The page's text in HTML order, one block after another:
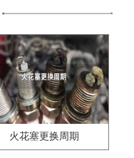
火花塞更换周期